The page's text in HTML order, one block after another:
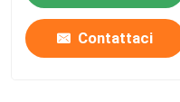
Contattaci